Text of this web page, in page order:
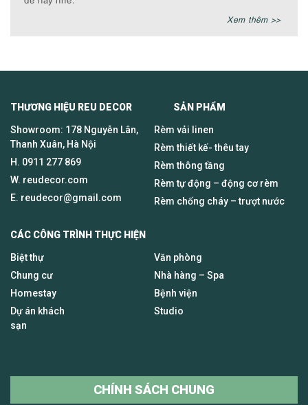
Xem thêm >>
THƯƠNG HIỆU REU DECOR SẢN PHẨM
Showroom: 178 Nguyễn Lân,
Thanh Xuân, Hà Nội
H. 0911 277 869
W. reudecor.com
E. reudecor@gmail.com
Rèm vải linen
Rèm thiết kế- thêu tay
Rèm thông tầng
Rèm tự động – động cơ rèm
Rèm chống cháy – trượt nước
CÁC CÔNG TRÌNH THỰC HIỆN
Biệt thự
Chung cư
Homestay
Dự án khách
sạn
Văn phòng
Nhà hàng – Spa
Bệnh viện
Studio
CHÍNH SÁCH CHUNG